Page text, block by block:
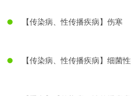
【传染病、性传播疾病】伤寒
【传染病、性传播疾病】细菌